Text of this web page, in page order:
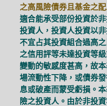
之高風險債券且基金之
適合能承受部份投資於
投資人，投資人投資以
不宜占其投資組合過高
之信用評等未達投資等
變動的敏感度甚高，故
場流動性下降，或債券
息或破產而蒙受虧損。
險之投資人。由於非投